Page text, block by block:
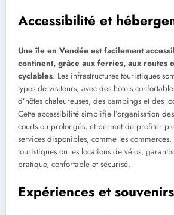
Accessibilité et
Une île en Vendée est facilement
continent, grâce aux ferries, aux routes
cyclables. Les infrastructures touristiques
types de visiteurs, avec des hôtels
d’hôtes chaleureuses, des campings et des
Cette accessibilité simplifie l’organisation
courts ou prolongés, et permet de profiter
services disponibles, comme les
touristiques ou les locations de vélos,
pratique, confortable et sécurisé.
Expériences et